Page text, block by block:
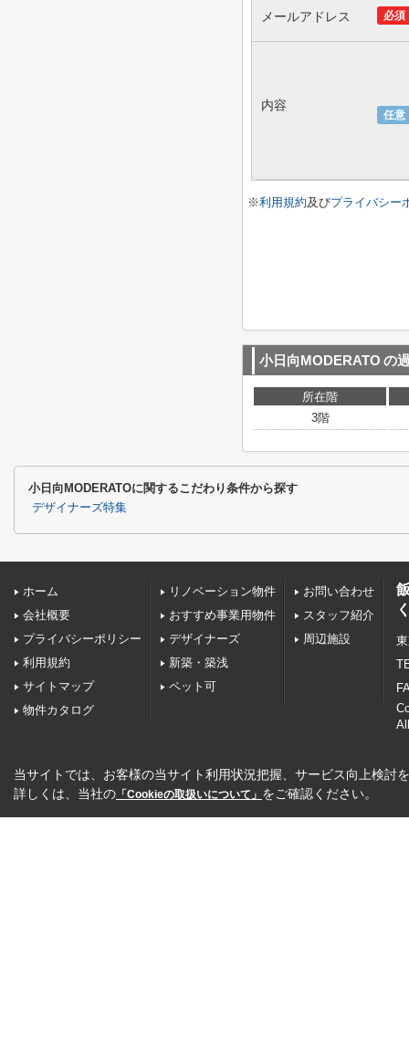
必須
メールアドレス
任意
内容
※利用規約及びプライバシー
小日向MODERATO の
所在階
3階
小日向MODERATOに関するこだわり条件から探す
デザイナーズ特集
ホーム
会社概要
プライバシーポリシー
利用規約
サイトマップ
物件カタログ
リノベーション物件
おすすめ事業用物件
デザイナーズ
新築・築浅
ペット可
お問い合わせ
スタッフ紹介
周辺施設
当サイトでは、お客様の当サイト利用状況把握、サービス向上検討
詳しくは、当社の 「Cookieの取扱いについて」 をご確認ください。